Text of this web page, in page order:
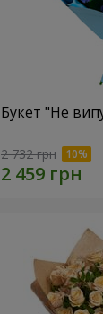
Букет "Не
2 732 грн